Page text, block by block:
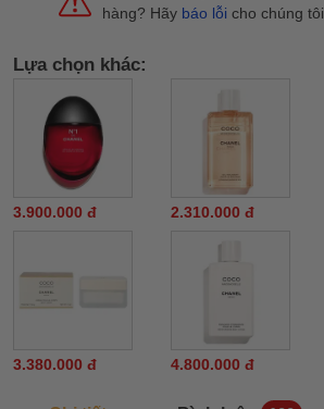
hàng? Hãy báo lỗi cho chúng tôi.
Lựa chọn khác:
3.900.000 đ 2.310.000 đ
3.380.000 đ 4.800.000 đ